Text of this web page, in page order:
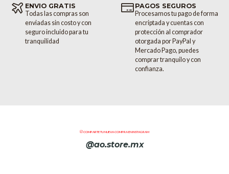
ENVIO GRATIS
Todas las compras son
enviadas sin costo y con
seguro incluido para tu
tranquilidad
PAGOS SEGUROS
Procesamos tu pago de forma
encriptada y cuentas con
protección al comprador
otorgada por PayPal y
Mercado Pago, puedes
comprar tranquilo y con
confianza.
COMPARTE TU NUEVA COMPRA EN INSTAGRAM
@ao.store.mx